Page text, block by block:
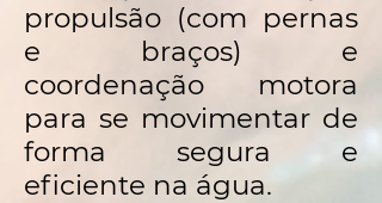
propulsão (com pernas
e braços) e
coordenação motora
para se movimentar de
forma segura e
eficiente na água.